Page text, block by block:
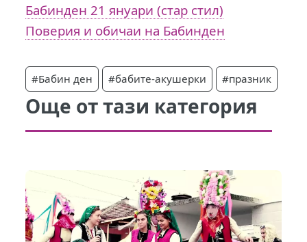
Бабинден 21 януари (стар стил)
Поверия и обичаи на Бабинден
#Бабин ден #бабите-акушерки #празник
Още от тази категория